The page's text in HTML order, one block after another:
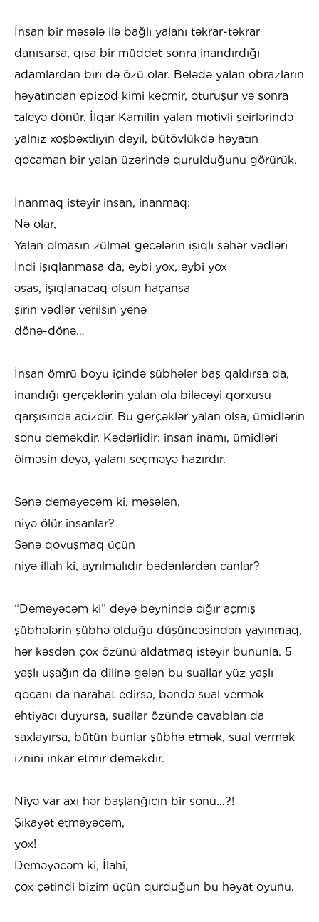
İnsan bir məsələ ilə bağlı yalanı təkrar-təkrar
danışarsa, qısa bir müddət sonra inandırdığı
adamlardan biri də özü olar. Belədə yalan obrazların
həyatından epizod kimi keçmir, oturuşur və sonra
taleyə dönür. İlqar Kamilin yalan motivli şeirlərində
yalnız xoşbəxtliyin deyil, bütövlükdə həyatın
qocaman bir yalan üzərində qurulduğunu görürük.
İnanmaq istəyir insan, inanmaq:
Nə olar,
Yalan olmasın zülmət gecələrin işıqlı səhər vədləri
İndi işıqlanmasa da, eybi yox, eybi yox
əsas, işıqlanacaq olsun haçansa
şirin vədlər verilsin yenə
dönə-dönə…
İnsan ömrü boyu içində şübhələr baş qaldırsa da,
inandığı gerçəklərin yalan ola biləcəyi qorxusu
qarşısında acizdir. Bu gerçəklər yalan olsa, ümidlərin
sonu deməkdir. Kədərlidir: insan inamı, ümidləri
ölməsin deyə, yalanı seçməyə hazırdır.
Sənə deməyəcəm ki, məsələn,
niyə ölür insanlar?
Sənə qovuşmaq üçün
niyə illah ki, ayrılmalıdır bədənlərdən canlar?
“Deməyəcəm ki” deyə beynində cığır açmış
şübhələrin şübhə olduğu düşüncəsindən yayınmaq,
hər kəsdən çox özünü aldatmaq istəyir bununla. 5
yaşlı uşağın da dilinə gələn bu suallar yüz yaşlı
qocanı da narahat edirsə, bəndə sual vermək
ehtiyacı duyursa, suallar özündə cavabları da
saxlayırsa, bütün bunlar şübhə etmək, sual vermək
iznini inkar etmir deməkdir.
Niyə var axı hər başlanğıcın bir sonu…?!
Şikayət etməyəcəm,
yox!
Deməyəcəm ki, İlahi,
çox çətindi bizim üçün qurduğun bu həyat oyunu.